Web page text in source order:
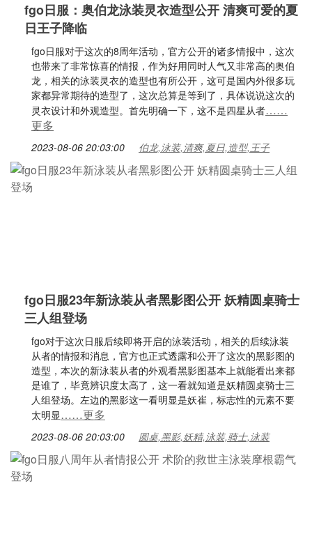
fgo日服：奥伯龙泳装灵衣造型公开 清爽可爱的夏
日王子降临
fgo日服对于这次的8周年活动，官方公开的诸多情报中，这次
也带来了非常惊喜的情报，作为好用同时人气又非常高的奥伯
龙，相关的泳装灵衣的造型也有所公开，这可是国内外很多玩
家都异常期待的造型了，这次总算是等到了，具体说说这次的
灵衣设计和外观造型。首先明确一下，这不是四星从者……
更多
2023-08-06 20:03:00 伯龙,泳装,清爽,夏日,造型,王子
fgo日服23年新泳装从者黑影图公开 妖精圆桌骑士
三人组登场
fgo对于这次日服后续即将开启的泳装活动，相关的后续泳装
从者的情报和消息，官方也正式透露和公开了这次的黑影图的
造型，本次的新泳装从者的外观看黑影图基本上就能看出来都
是谁了，毕竟辨识度太高了，这一看就知道是妖精圆桌骑士三
人组登场。左边的黑影这一看明显是妖崔，标志性的元素不要
太明显……更多
2023-08-06 20:03:00 圆桌,黑影,妖精,泳装,骑士,泳装